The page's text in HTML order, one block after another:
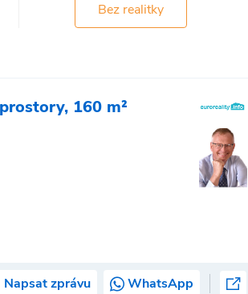
Bez realitky
160 m²
Napsat zprávu WhatsApp